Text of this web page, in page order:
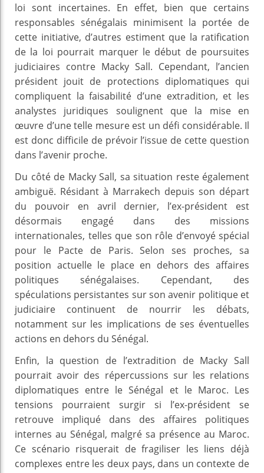
loi sont incertaines. En effet, bien que certains
responsables sénégalais minimisent la portée de
cette initiative, d’autres estiment que la ratification
de la loi pourrait marquer le début de poursuites
judiciaires contre Macky Sall. Cependant, l’ancien
président jouit de protections diplomatiques qui
compliquent la faisabilité d’une extradition, et les
analystes juridiques soulignent que la mise en
œuvre d’une telle mesure est un défi considérable. Il
est donc difficile de prévoir l’issue de cette question
dans l’avenir proche.
Du côté de Macky Sall, sa situation reste également
ambiguë. Résidant à Marrakech depuis son départ
du pouvoir en avril dernier, l’ex-président est
désormais engagé dans des missions
internationales, telles que son rôle d’envoyé spécial
pour le Pacte de Paris. Selon ses proches, sa
position actuelle le place en dehors des affaires
politiques sénégalaises. Cependant, des
spéculations persistantes sur son avenir politique et
judiciaire continuent de nourrir les débats,
notamment sur les implications de ses éventuelles
actions en dehors du Sénégal.
Enfin, la question de l’extradition de Macky Sall
pourrait avoir des répercussions sur les relations
diplomatiques entre le Sénégal et le Maroc. Les
tensions pourraient surgir si l’ex-président se
retrouve impliqué dans des affaires politiques
internes au Sénégal, malgré sa présence au Maroc.
Ce scénario risquerait de fragiliser les liens déjà
complexes entre les deux pays, dans un contexte de